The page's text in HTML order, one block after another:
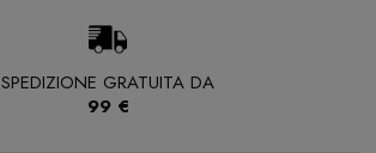
SPEDIZIONE GRATUITA DA
99 €